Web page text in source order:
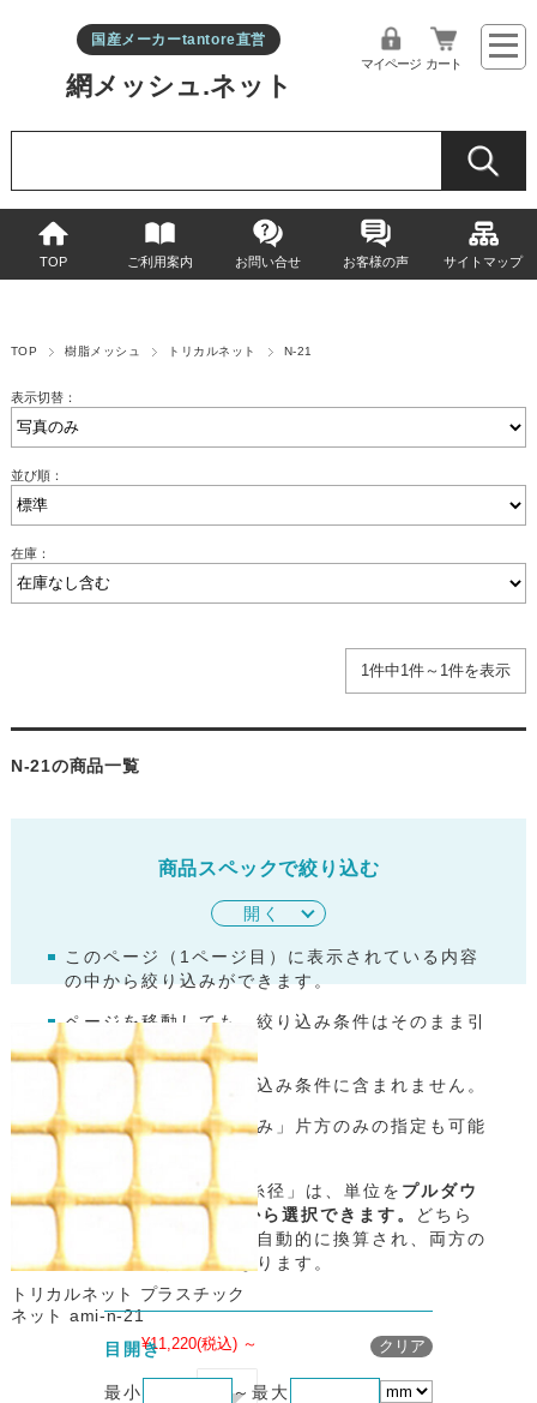
網メッシュ.ネット
国産メーカーtantore直営
マイページ カート
TOP ご利用案内 お問い合せ お客様の声 サイトマップ
TOP 樹脂メッシュ トリカルネット N-21
表示切替：
並び順：
在庫：
1件中1件～1件を表示
N-21の商品一覧
商品スペックで絞り込む
開く
このページ（ 1 ページ目）に表示されている内容
の中から絞り込みができます。
ページを移動しても、絞り込み条件はそのまま引
き継がれます。
未入力の項目は、絞り込み条件に含まれません。
「最大のみ」「最小のみ」片方のみの指定も可能
「目開き」や「線径･糸径」は、単位を プルダウ
ンで「mm」「μm」から選択できます。
どちら
の単位で入力しても、自動的に換算され、両方の
表記の商品が対象になります。
目開き
最小 ～ 最大
メッシュの絞り込み条
クリア
トリカルネット プラスチック
ネット ami-n-21
¥11,220(税込) ～